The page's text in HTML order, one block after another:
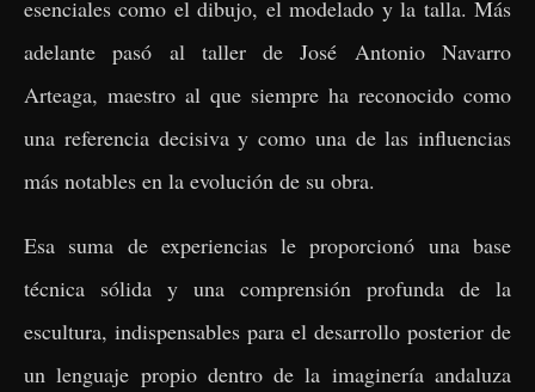
esenciales como el dibujo, el modelado y la talla. Más
adelante pasó al taller de José Antonio Navarro
Arteaga, maestro al que siempre ha reconocido como
una referencia decisiva y como una de las influencias
más notables en la evolución de su obra.
Esa suma de experiencias le proporcionó una base
técnica sólida y una comprensión profunda de la
escultura, indispensables para el desarrollo posterior de
un lenguaje propio dentro de la imaginería andaluza